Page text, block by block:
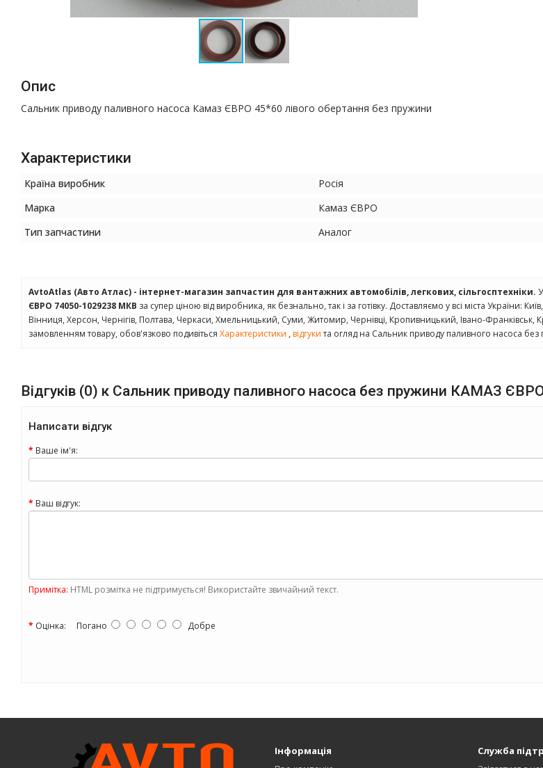
Опис
Сальник приводу паливного насоса Камаз ЄВРО 45*60 лівого обертання без пружини
Характеристики
Країна виробник
Росія
Марка
Камаз ЄВРО
Тип запчастини
Аналог
AvtoAtlas (Авто Атлас) - інтернет-магазин запчастин для вантажних автомобілів, легкових, сільгосптехніки.
ЄВРО 74050-1029238 МКВ за супер ціною від виробника, як безнально, так і за готівку. Доставляємо у всі міста України:
Вінниця, Херсон, Чернігів, Полтава, Черкаси, Хмельницький, Суми, Житомир, Чернівці, Кропивницький, Івано-
замовленням товару, обов'язково подивіться Характеристики , відгукита огляд на Сальник приводу паливного насоса
Відгуків (0) к Сальник приводу паливного насоса без пружини КАМАЗ
Написати відгук
Ваше ім'я:
Ваш відгук:
Примітка: HTML розмітка не підтримується! Використайте звичайний текст.
Оцінка: Погано Добре
Інформація Служба